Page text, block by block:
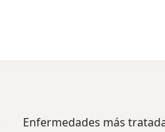
Enfermedades más